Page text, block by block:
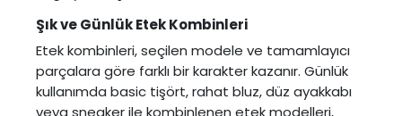
Şık ve Günlük Etek Kombinleri
Etek kombinleri, seçilen modele ve tamamlayıcı
parçalara göre farklı bir karakter kazanır. Günlük
kullanımda basic tişört, rahat bluz, düz ayakkabı
veya sneaker ile kombinlenen etek modelleri,